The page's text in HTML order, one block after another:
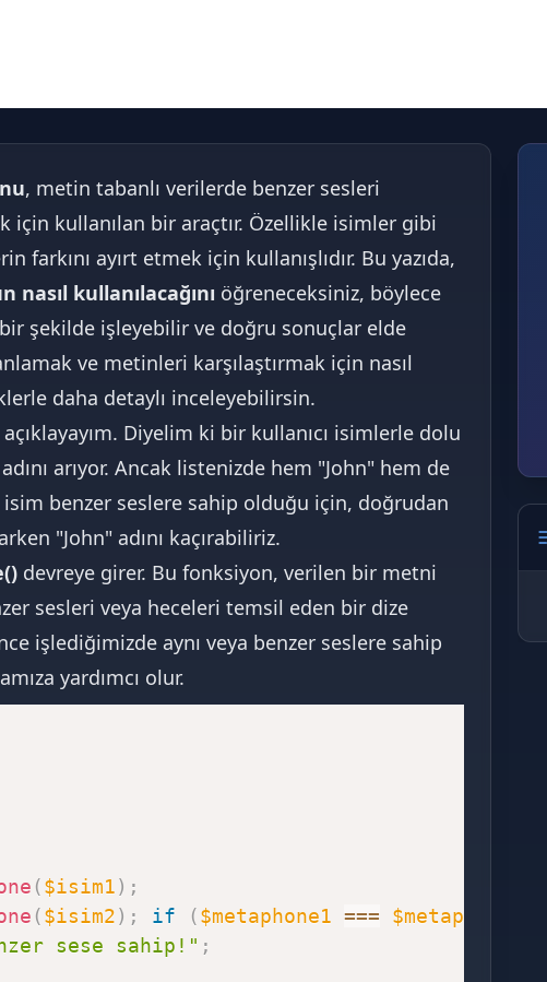
, metin tabanlı verilerde benzer sesleri
için kullanılan bir araçtır. Özellikle isimler gibi
farkını ayırt etmek için kullanışlıdır. Bu yazıda,
kullanılacağını öğreneceksiniz, böylece
şekilde işleyebilir ve doğru sonuçlar elde
ve metinleri karşılaştırmak için nasıl
daha detaylı inceleyebilirsin.
Diyelim ki bir kullanıcı isimlerle dolu
arıyor. Ancak listenizde hem "John" hem de
isim benzer seslere sahip olduğu için, doğrudan
"John" adını kaçırabiliriz.
devreye girer. Bu fonksiyon, verilen bir metni
sesleri veya heceleri temsil eden bir dize
işlediğimizde aynı veya benzer seslere sahip
yardımcı olur.
($isim1) ;
($isim2) ; if ($metaphone1 === $metaphone2
sese sahip!" ;